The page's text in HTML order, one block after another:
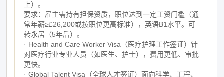
上）。
要求：雇主需持有担保资质，职位达到一定工资门槛（通
常年薪≥£26,200或按职位更高标准），英语B1水平。可
转永居（5年后）。
· Health and Care Worker Visa（医疗护理工作签证）针
对医疗行业专业人员（如医生、护士），费用更低、审批
更快。
· Global Talent Visa（全球人才签证）面向科学、工程、